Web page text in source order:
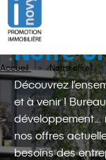
Accueil Notre offre
Notre
Découvrez
et à venir !
développement…
nos offres
besoins des